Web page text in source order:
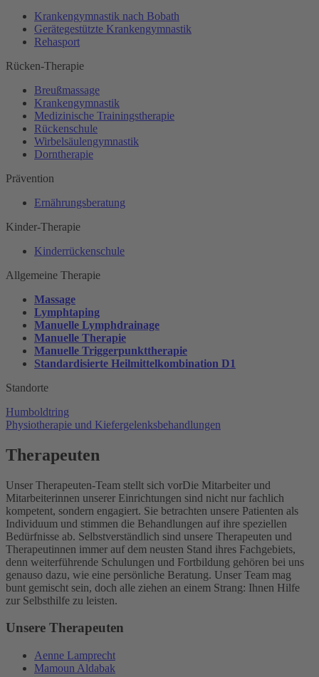
Krankengymnastik nach Bobath
Gerätegestützte Krankengymnastik
Rehasport
Rücken-Therapie
Breußmassage
Krankengymnastik
Medizinische Trainingstherapie
Rückenschule
Wirbelsäulengymnastik
Dorntherapie
Prävention
Ernährungsberatung
Kinder-Therapie
Kinderrückenschule
Allgemeine Therapie
Massage
Lymphtaping
Manuelle Lymphdrainage
Manuelle Therapie
Manuelle Triggerpunkttherapie
Standardisierte Heilmittelkombination D1
Standorte
Humboldtring
Physiotherapie und Kiefergelenksbehandlungen
Therapeuten
Unser Therapeuten-Team stellt sich vorDie Mitarbeiter und
Mitarbeiterinnen unserer Einrichtungen sind nicht nur fachlich
kompetent, sondern engagiert. Sie betrachten unsere Patienten als
Individuum und stimmen die Behandlungen auf ihre speziellen
Bedürfnisse ab. Selbstverständlich sind unsere Therapeuten und
Therapeutinnen immer auf dem neusten Stand ihres Fachgebiets,
denn weiterführende Schulungen und Fortbildung gehören bei uns
genauso dazu, wie eine persönliche Beratung. Unser Team mag
bunt gemischt sein, doch alle ziehen an einem Strang: Ihnen Hilfe
zur Selbsthilfe zu leisten.
Unsere Therapeuten
Aenne Lamprecht
Mamoun Aldabak